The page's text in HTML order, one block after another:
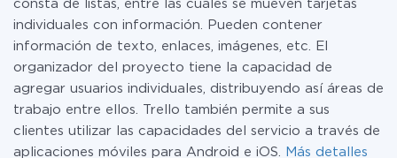
consta de listas, entre las cuales se mueven tarjetas
individuales con información. Pueden contener
información de texto, enlaces, imágenes, etc. El
organizador del proyecto tiene la capacidad de
agregar usuarios individuales, distribuyendo así áreas de
trabajo entre ellos. Trello también permite a sus
clientes utilizar las capacidades del servicio a través de
aplicaciones móviles para Android e iOS.
Más detalles